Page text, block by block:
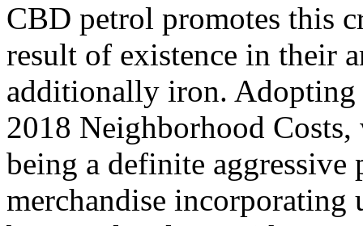
CBD petrol promotes this
result of existence in their
additionally iron. Adopting
2018 Neighborhood
being a definite
merchandise incorporating